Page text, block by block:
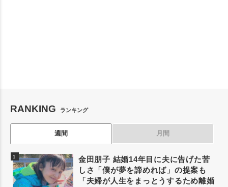
RANKING ランキング
週間 月間
金田朋子 結婚14年目に夫に告げた苦
しさ「僕が夢を諦めれば」の提案も
「夫婦が人生をまっとうするため離婚